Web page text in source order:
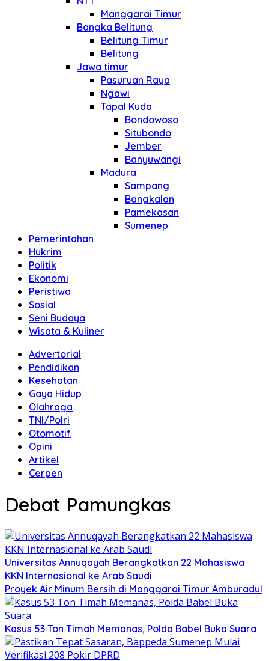
Manggarai Timur
Bangka Belitung
Belitung Timur
Belitung
Jawa timur
Pasuruan Raya
Ngawi
Tapal Kuda
Bondowoso
Situbondo
Jember
Banyuwangi
Madura
Sampang
Bangkalan
Pamekasan
Sumenep
Pemerintahan
Hukrim
Politik
Ekonomi
Peristiwa
Sosial
Seni Budaya
Wisata & Kuliner
Advertorial
Pendidikan
Kesehatan
Gaya Hidup
Olahraga
TNI/Polri
Otomotif
Opini
Artikel
Cerpen
Debat Pamungkas
Universitas Annuqayah Berangkatkan 22 Mahasiswa
KKN Internasional ke Arab Saudi
Proyek Air Minum Bersih di Manggarai Timur Amburadul
Kasus 53 Ton Timah Memanas, Polda Babel Buka Suara